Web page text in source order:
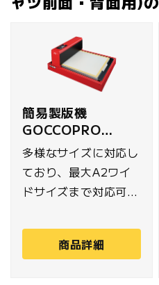
簡易製版機
GOCCOPRO
QS200
多様なサイズに対応し
ており、最大A2ワイ
ドサイズまで対応可能
製版機
「GOCCOPRO
商品詳細